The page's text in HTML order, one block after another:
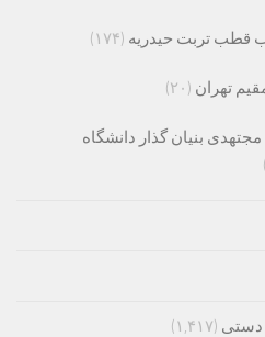
قطب تربت حیدریه (۱۷۴)
تهران (۲۰)
بنیان گذار دانشگاه
دستی (۱,۴۱۷)